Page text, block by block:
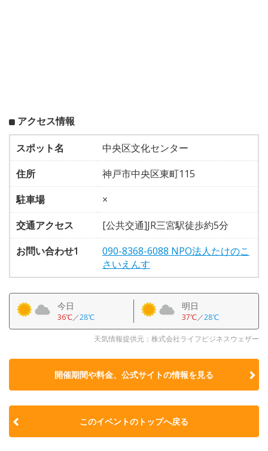
アクセス情報
スポット名
中央区文化センター
住所
神戸市中央区東町115
駐車場
×
交通アクセス
[公共交通]JR三宮駅徒歩約5分
お問い合わせ1
090-8368-6088 NPO法人たけのこ
さいえんす
今日
36℃／28℃
明日
37℃／28℃
天気情報提供元：株式会社ライフビジネスウェザー
開催期間や料金、公式サイトの情報を見る
このイベントのトップへ戻る